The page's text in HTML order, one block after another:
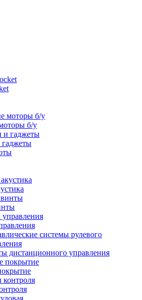
б/у
системы рулевого
дистанционного управления